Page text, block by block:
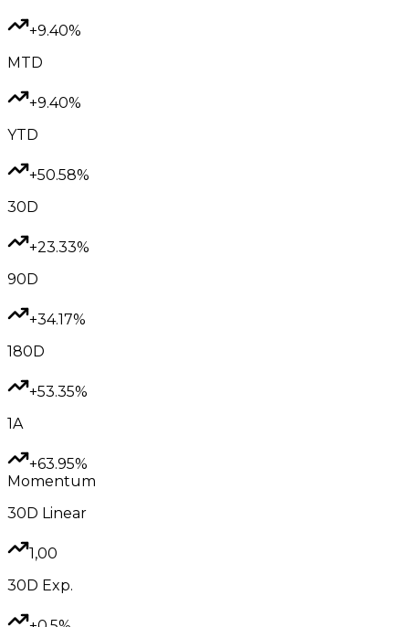
+9.40%
MTD
+9.40%
YTD
+50.58%
30D
+23.33%
90D
+34.17%
180D
+53.35%
1A
+63.95%
Momentum
30D Linear
1,00
30D Exp.